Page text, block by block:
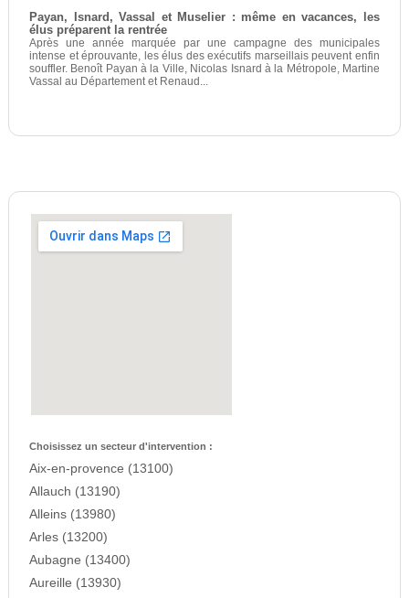
Payan, Isnard, Vassal et Muselier : même en vacances, les
élus préparent la rentrée
Après une année marquée par une campagne des municipales
intense et éprouvante, les élus des exécutifs marseillais peuvent enfin
souffler. Benoît Payan à la Ville, Nicolas Isnard à la Métropole, Martine
Vassal au Département et Renaud...
Choisissez un secteur d'intervention :
Aix-en-provence (13100)
Allauch (13190)
Alleins (13980)
Arles (13200)
Aubagne (13400)
Aureille (13930)